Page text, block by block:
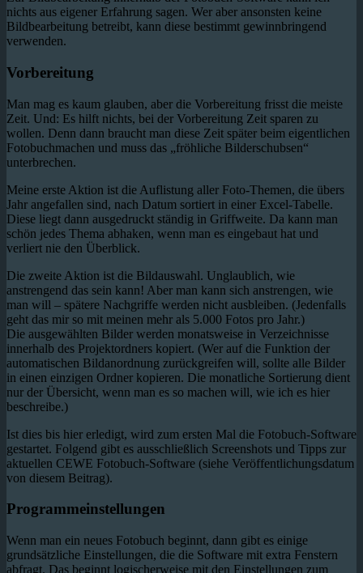
nichts aus eigener Erfahrung sagen. Wer aber ansonsten keine
Bildbearbeitung betreibt, kann diese bestimmt gewinnbringend
verwenden.
Vorbereitung
Man mag es kaum glauben, aber die Vorbereitung frisst die meiste
Zeit. Und: Es hilft nichts, bei der Vorbereitung Zeit sparen zu
wollen. Denn dann braucht man diese Zeit später beim eigentlichen
Fotobuchmachen und muss das „fröhliche Bilderschubsen“
unterbrechen.
Meine erste Aktion ist die Auflistung aller Foto-Themen, die übers
Jahr angefallen sind, nach Datum sortiert in einer Excel-Tabelle.
Diese liegt dann ausgedruckt ständig in Griffweite. Da kann man
schön jedes Thema abhaken, wenn man es eingebaut hat und
verliert nie den Überblick.
Die zweite Aktion ist die Bildauswahl. Unglaublich, wie
anstrengend das sein kann! Aber man kann sich anstrengen, wie
man will – spätere Nachgriffe werden nicht ausbleiben. (Jedenfalls
geht das mir so mit meinen mehr als 5.000 Fotos pro Jahr.)
Die ausgewählten Bilder werden monatsweise in Verzeichnisse
innerhalb des Projektordners kopiert. (Wer auf die Funktion der
automatischen Bildanordnung zurückgreifen will, sollte alle Bilder
in einen einzigen Ordner kopieren. Die monatliche Sortierung dient
nur der Übersicht, wenn man es so machen will, wie ich es hier
beschreibe.)
Ist dies bis hier erledigt, wird zum ersten Mal die Fotobuch-Software
gestartet. Folgend gibt es ausschließlich Screenshots und Tipps zur
aktuellen CEWE Fotobuch-Software (siehe Veröffentlichungsdatum
von diesem Beitrag).
Programmeinstellungen
Wenn man ein neues Fotobuch beginnt, dann gibt es einige
grundsätzliche Einstellungen, die die Software mit extra Fenstern
abfragt. Das beginnt logischerweise mit den Einstellungen zum